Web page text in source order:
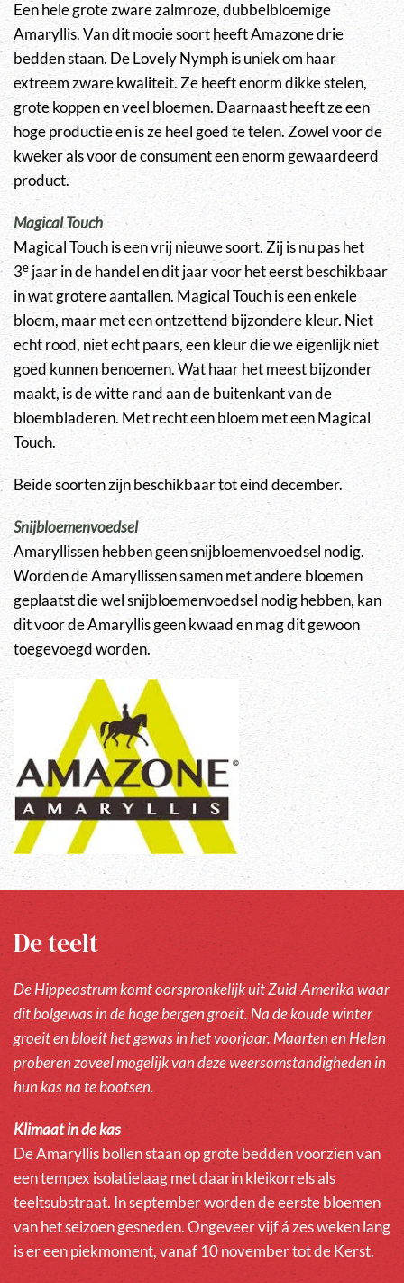
Een hele grote zware zalmroze, dubbelbloemige
Amaryllis. Van dit mooie soort heeft Amazone drie
bedden staan. De Lovely Nymph is uniek om haar
extreem zware kwaliteit. Ze heeft enorm dikke stelen,
grote koppen en veel bloemen. Daarnaast heeft ze een
hoge productie en is ze heel goed te telen. Zowel voor de
kweker als voor de consument een enorm gewaardeerd
product.
Magical Touch
Magical Touch is een vrij nieuwe soort. Zij is nu pas het
3e jaar in de handel en dit jaar voor het eerst beschikbaar
in wat grotere aantallen. Magical Touch is een enkele
bloem, maar met een ontzettend bijzondere kleur. Niet
echt rood, niet echt paars, een kleur die we eigenlijk niet
goed kunnen benoemen. Wat haar het meest bijzonder
maakt, is de witte rand aan de buitenkant van de
bloembladeren. Met recht een bloem met een Magical
Touch.
Beide soorten zijn beschikbaar tot eind december.
Snijbloemenvoedsel
Amaryllissen hebben geen snijbloemenvoedsel nodig.
Worden de Amaryllissen samen met andere bloemen
geplaatst die wel snijbloemenvoedsel nodig hebben, kan
dit voor de Amaryllis geen kwaad en mag dit gewoon
toegevoegd worden.
De teelt
De Hippeastrum komt oorspronkelijk uit Zuid-Amerika waar
dit bolgewas in de hoge bergen groeit. Na de koude winter
groeit en bloeit het gewas in het voorjaar. Maarten en Helen
proberen zoveel mogelijk van deze weersomstandigheden in
hun kas na te bootsen.
Klimaat in de kas
De Amaryllis bollen staan op grote bedden voorzien van
een tempex isolatielaag met daarin kleikorrels als
teeltsubstraat. In september worden de eerste bloemen
van het seizoen gesneden. Ongeveer vijf á zes weken lang
is er een piekmoment, vanaf 10 november tot de Kerst.